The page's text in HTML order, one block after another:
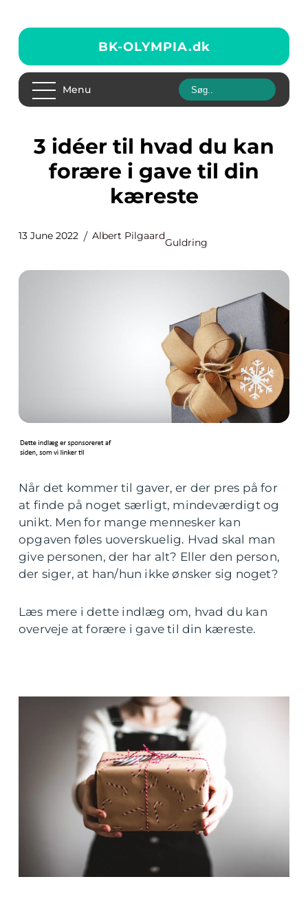
BK-OLYMPIA.dk
Menu
3 idéer til hvad du kan
forære i gave til din
kæreste
13 June 2022 Albert Pilgaard
Guldring
Når det kommer til gaver, er der pres på for
at finde på noget særligt, mindeværdigt og
unikt. Men for mange mennesker kan
opgaven føles uoverskuelig. Hvad skal man
give personen, der har alt? Eller den person,
der siger, at han/hun ikke ønsker sig noget?
Læs mere i dette indlæg om, hvad du kan
overveje at forære i gave til din kæreste.